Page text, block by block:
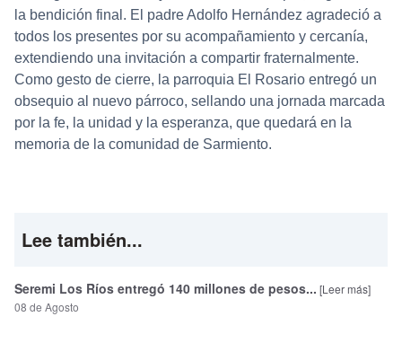
la bendición final. El padre Adolfo Hernández agradeció a
todos los presentes por su acompañamiento y cercanía,
extendiendo una invitación a compartir fraternalmente.
Como gesto de cierre, la parroquia El Rosario entregó un
obsequio al nuevo párroco, sellando una jornada marcada
por la fe, la unidad y la esperanza, que quedará en la
memoria de la comunidad de Sarmiento.
Lee también...
Seremi Los Ríos entregó 140 millones de pesos... [Leer más]
08 de Agosto